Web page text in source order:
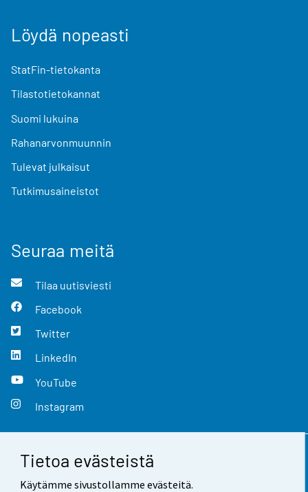
Tietoa evästeistä
Käytämme sivustollamme evästeitä.
Löydä nopeasti
StatFin-tietokanta
Tilastotietokannat
Suomi lukuina
Rahanarvonmuunnin
Tulevat julkaisut
Tutkimusaineistot
Seuraa meitä
Tilaa uutisviesti
Facebook
Twitter
LinkedIn
YouTube
Instagram
Yhteystiedot